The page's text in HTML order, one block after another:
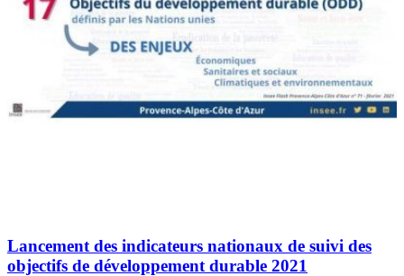
Lancement des indicateurs nationaux de suivi des
objectifs de développement durable 2021